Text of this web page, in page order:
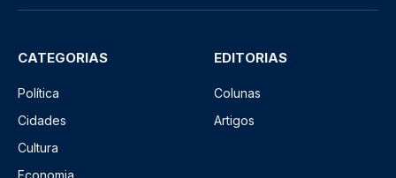
CATEGORIAS
Política
Cidades
Cultura
Economia
EDITORIAS
Colunas
Artigos